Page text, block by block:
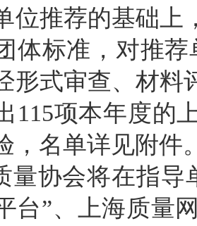
位推荐的基础上
体标准，对推
形式审查、材料
115项本年度的
，名单详见附件
量协会将在指
台”、上海质量